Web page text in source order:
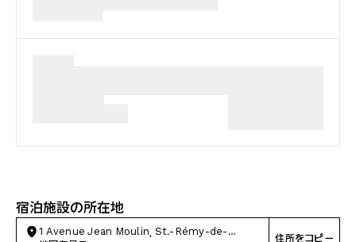
宿泊施設の所在地
1 Avenue Jean Moulin, St.-Rémy-de-
住所をコピー